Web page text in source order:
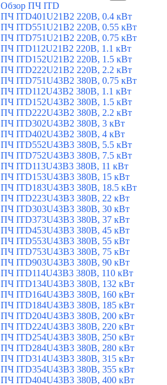
Обзор ПЧ ITD
ПЧ ITD401U21B2 220В, 0.4 кВт
ПЧ ITD551U21B2 220В, 0.55 кВт
ПЧ ITD751U21B2 220В, 0.75 кВт
ПЧ ITD112U21B2 220В, 1.1 кВт
ПЧ ITD152U21B2 220В, 1.5 кВт
ПЧ ITD222U21B2 220В, 2.2 кВт
ПЧ ITD751U43B2 380В, 0.75 кВт
ПЧ ITD112U43B2 380В, 1.1 кВт
ПЧ ITD152U43B2 380В, 1.5 кВт
ПЧ ITD222U43B2 380В, 2.2 кВт
ПЧ ITD302U43B2 380В, 3 кВт
ПЧ ITD402U43B2 380В, 4 кВт
ПЧ ITD552U43B3 380В, 5.5 кВт
ПЧ ITD752U43B3 380В, 7.5 кВт
ПЧ ITD113U43B3 380В, 11 кВт
ПЧ ITD153U43B3 380В, 15 кВт
ПЧ ITD183U43B3 380В, 18.5 кВт
ПЧ ITD223U43B3 380В, 22 кВт
ПЧ ITD303U43B3 380В, 30 кВт
ПЧ ITD373U43B3 380В, 37 кВт
ПЧ ITD453U43B3 380В, 45 кВт
ПЧ ITD553U43B3 380В, 55 кВт
ПЧ ITD753U43B3 380В, 75 кВт
ПЧ ITD903U43B3 380В, 90 кВт
ПЧ ITD114U43B3 380В, 110 кВт
ПЧ ITD134U43B3 380В, 132 кВт
ПЧ ITD164U43B3 380В, 160 кВт
ПЧ ITD184U43B3 380В, 185 кВт
ПЧ ITD204U43B3 380В, 200 кВт
ПЧ ITD224U43B3 380В, 220 кВт
ПЧ ITD254U43B3 380В, 250 кВт
ПЧ ITD284U43B3 380В, 280 кВт
ПЧ ITD314U43B3 380В, 315 кВт
ПЧ ITD354U43B3 380В, 355 кВт
ПЧ ITD404U43B3 380В, 400 кВт